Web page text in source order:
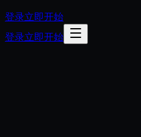
登录立即开始
登录立即开始